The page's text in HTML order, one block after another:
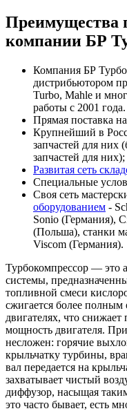
Преимущества
компании БР
Компания БР
дистрибьютором
Turbo, Mahle и
работы с 2001 года.
Прямая поставка
Крупнейший в
запчастей для них
запчастей для них);
Развитая сеть
Специальные
Своя сеть
оборудованием -
Sonio (Германия),
(Польша), станки
Viscom (Германия).
Турбокомпрессор — это
системы,
топливной смеси
сжигается более
двигателях, что
мощность двигателя.
несложен: горячие
крыльчатку турбины,
вал передается на
захватывает чистый
диффузор, насыщая
это часто бывает, есть